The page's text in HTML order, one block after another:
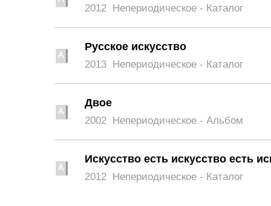
2012 Непериодическое - Каталог
Русское искусство
2013 Непериодическое - Каталог
Двое
2002 Непериодическое - Альбом
Искусство есть искусство есть
2012 Непериодическое - Каталог